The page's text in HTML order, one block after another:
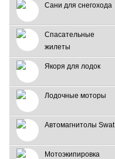
Сани для снегохода
Спасательные
жилеты
Якоря для лодок
Лодочные моторы
Автомагнитолы Swat
Мотоэкипировка